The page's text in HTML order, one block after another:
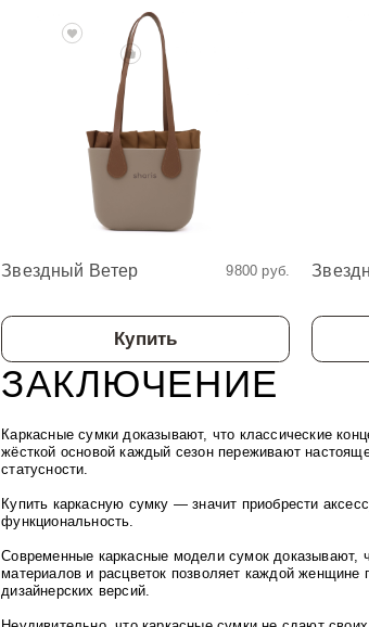
Звездный Ветер 9800 руб.
Купить
ЗАКЛЮЧЕНИЕ
Каркасные сумки доказывают, что классические
жёсткой основой каждый сезон переживают
статусности.
Купить каркасную сумку — значит приобрести
функциональность.
Современные каркасные модели сумок доказывают,
материалов и расцветок позволяет каждой
дизайнерских версий.